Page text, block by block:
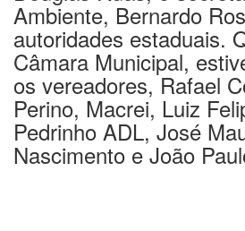
Ambiente, Bernardo
autoridades estaduais.
Câmara Municipal,
os vereadores, Rafael
Perino, Macrei, Luiz
Pedrinho ADL, José
Nascimento e João